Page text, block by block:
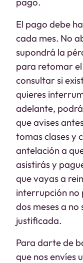
El pago debe
cada mes. No
supondrá la
para retomar
consultar si
quieres
adelante,
que avises
tomas clases y
antelación a
asistirás y
que vayas a
interrupción no
dos meses a
justificada.
Para darte de
que nos envíes